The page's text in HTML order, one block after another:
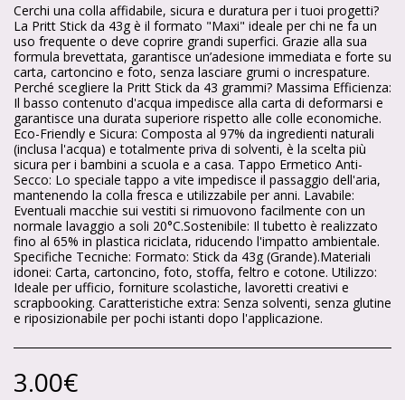
Cerchi una colla affidabile, sicura e duratura per i tuoi progetti?
La Pritt Stick da 43g è il formato "Maxi" ideale per chi ne fa un
uso frequente o deve coprire grandi superfici. Grazie alla sua
formula brevettata, garantisce un’adesione immediata e forte su
carta, cartoncino e foto, senza lasciare grumi o increspature.
Perché scegliere la Pritt Stick da 43 grammi? Massima Efficienza:
Il basso contenuto d'acqua impedisce alla carta di deformarsi e
garantisce una durata superiore rispetto alle colle economiche.
Eco-Friendly e Sicura: Composta al 97% da ingredienti naturali
(inclusa l'acqua) e totalmente priva di solventi, è la scelta più
sicura per i bambini a scuola e a casa. Tappo Ermetico Anti-
Secco: Lo speciale tappo a vite impedisce il passaggio dell'aria,
mantenendo la colla fresca e utilizzabile per anni. Lavabile:
Eventuali macchie sui vestiti si rimuovono facilmente con un
normale lavaggio a soli 20°C.Sostenibile: Il tubetto è realizzato
fino al 65% in plastica riciclata, riducendo l'impatto ambientale.
Specifiche Tecniche: Formato: Stick da 43g (Grande).Materiali
idonei: Carta, cartoncino, foto, stoffa, feltro e cotone. Utilizzo:
Ideale per ufficio, forniture scolastiche, lavoretti creativi e
scrapbooking. Caratteristiche extra: Senza solventi, senza glutine
e riposizionabile per pochi istanti dopo l'applicazione.
3.00€